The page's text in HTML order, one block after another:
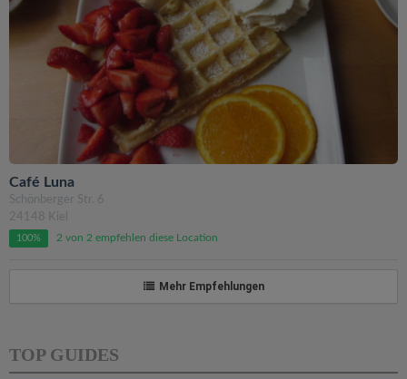
Café Luna
Schönberger Str. 6
24148 Kiel
100% 2 von 2 empfehlen diese Location
Mehr Empfehlungen
TOP GUIDES